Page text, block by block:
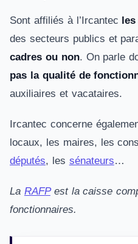
Sont affiliés à l’Ircantec
des secteurs publics et
cadres ou non. On parle
pas la qualité de
auxiliaires et vacataires.
Ircantec concerne
locaux, les maires, les
députés, les sénateurs…
La RAFPest la caisse
fonctionnaires.